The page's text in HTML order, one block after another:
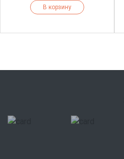
В корзину